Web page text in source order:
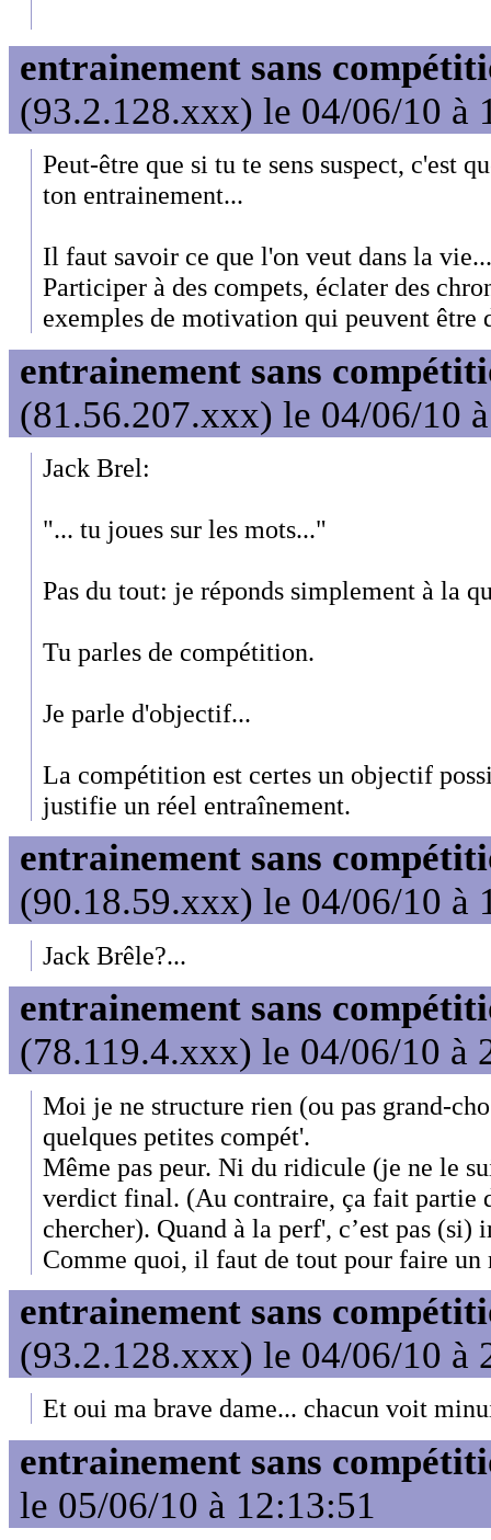
entrainement sans
(93.2.128.xxx) le 04/06/10 à
Peut-être que si tu te sens suspect, c'est
ton entrainement...
Il faut savoir ce que l'on veut dans la vie...
Participer à des compets, éclater des
exemples de motivation qui peuvent être
entrainement sans
(81.56.207.xxx) le 04/06/10
Jack Brel:
"... tu joues sur les mots..."
Pas du tout: je réponds simplement à la
Tu parles de compétition.
Je parle d'objectif...
La compétition est certes un objectif
justifie un réel entraînement.
entrainement sans
(90.18.59.xxx) le 04/06/10 à
Jack Brêle?...
entrainement sans
(78.119.4.xxx) le 04/06/10 à
Moi je ne structure rien (ou pas grand-
quelques petites compét'.
Même pas peur. Ni du ridicule (je ne le
verdict final. (Au contraire, ça fait partie
chercher). Quand à la perf', c’est pas
Comme quoi, il faut de tout pour faire
entrainement sans
(93.2.128.xxx) le 04/06/10 à
Et oui ma brave dame... chacun voit
entrainement sans
le 05/06/10 à 12:13:51